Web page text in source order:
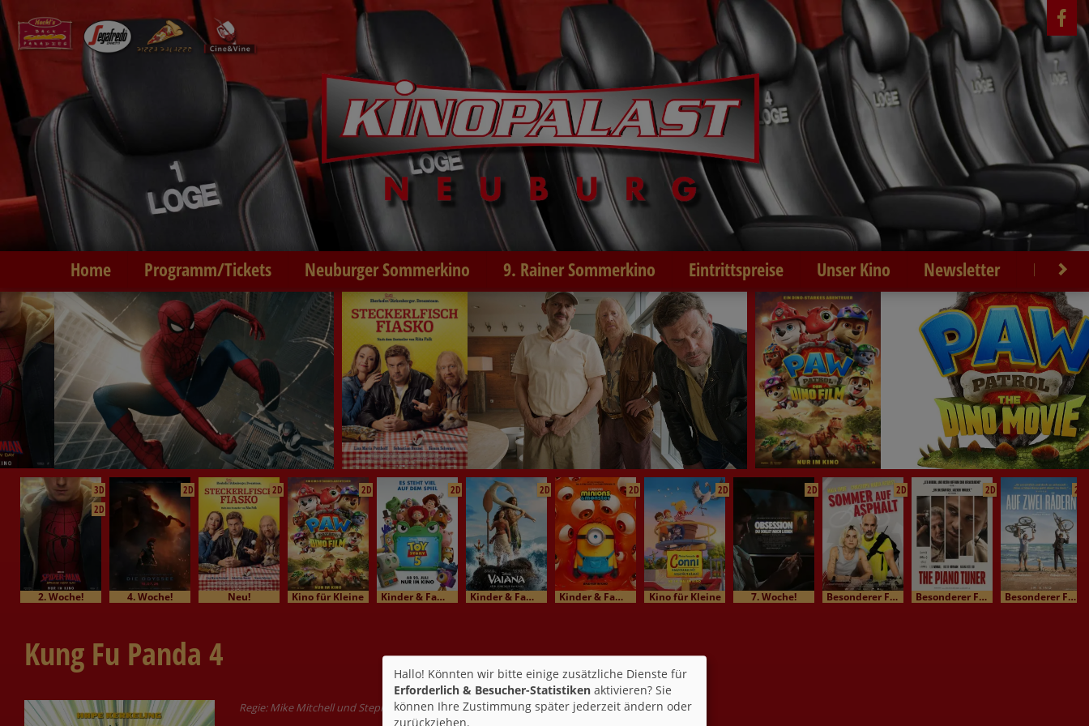
Home Programm/Tickets Neuburger Sommerkino 9. Rainer Sommerkino Eintrittspreise Unser Kino Newsletter Kontakt
3D
2D
2. Woche!
2D
4. Woche!
2D
Neu!
2D
Kino für Kleine
2D
Kinder & Familienkino
2D
Kinder & Familienkino
2D
Kinder & Familienkino
2D
Kino für Kleine
2D
7. Woche!
2D
Besonderer Film / Kinomatinee
2D
Besonderer Film / Kinomatinee
2D
Besonderer Film / Kinomatinee
Kung Fu Panda 4
Regie: Mike Mitchell und Stephanie Stine
Hallo! Könnten wir bitte einige zusätzliche Dienste für
Erforderlich & Besucher-Statistiken aktivieren? Sie
können Ihre Zustimmung später jederzeit ändern oder
zurückziehen.